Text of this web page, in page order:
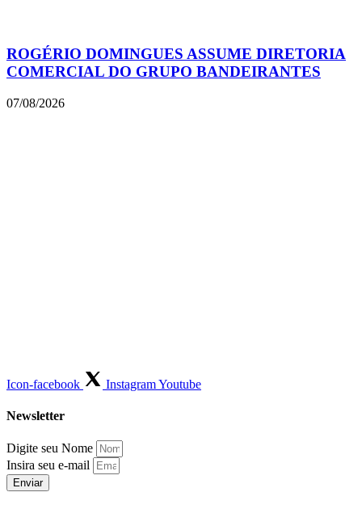
ROGÉRIO DOMINGUES ASSUME DIRETORIA
COMERCIAL DO GRUPO BANDEIRANTES
07/08/2026
Icon-facebook InstagramYoutube
Newsletter
Digite seu Nome
Insira seu e-mail
Enviar